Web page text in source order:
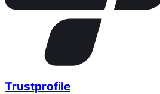
Trustprofile